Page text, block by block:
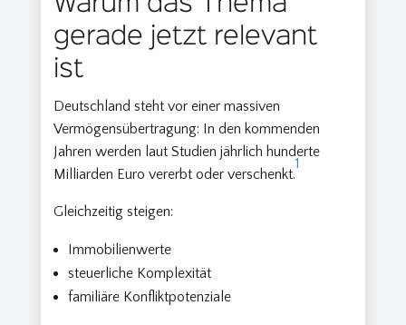
Warum das Thema
gerade jetzt relevant
ist
Deutschland steht vor einer massiven
Vermögensübertragung: In den kommenden
Jahren werden laut Studien jährlich hunderte
Milliarden Euro vererbt oder verschenkt.
1
Gleichzeitig steigen:
Immobilienwerte
steuerliche Komplexität
familiäre Konfliktpotenziale